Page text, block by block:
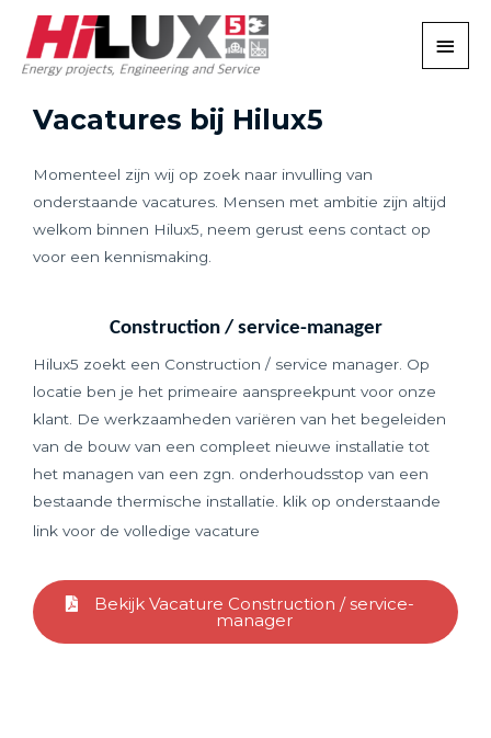
Vacatures bij Hilux5
Momenteel zijn wij op zoek naar invulling van
onderstaande vacatures. Mensen met ambitie zijn altijd
welkom binnen Hilux5, neem gerust eens contact op
voor een kennismaking.
Construction / service-manager
Hilux5 zoekt een Construction / service manager. Op
locatie ben je het primeaire aanspreekpunt voor onze
klant. De werkzaamheden variëren van het begeleiden
van de bouw van een compleet nieuwe installatie tot
het managen van een zgn. onderhoudsstop van een
bestaande thermische installatie. klik op onderstaande
link voor de volledige vacature
Bekijk Vacature Construction / service-
manager